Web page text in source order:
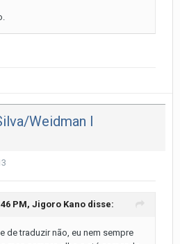
Weidman I
PM, Jigoro Kano disse:
de traduzir não, eu nem sempre